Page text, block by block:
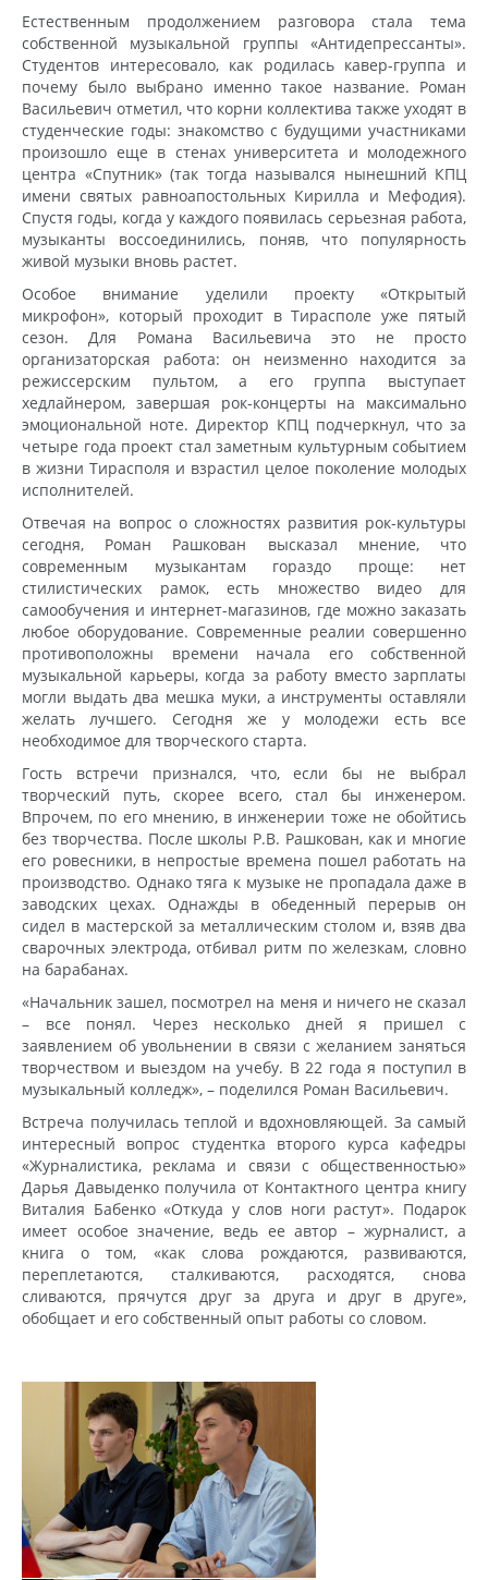
Естественным продолжением разговора стала тема
собственной музыкальной группы «Антидепрессанты».
Студентов интересовало, как родилась кавер-группа и
почему было выбрано именно такое название. Роман
Васильевич отметил, что корни коллектива также уходят в
студенческие годы: знакомство с будущими участниками
произошло еще в стенах университета и молодежного
центра «Спутник» (так тогда назывался нынешний КПЦ
имени святых равноапостольных Кирилла и Мефодия).
Спустя годы, когда у каждого появилась серьезная работа,
музыканты воссоединились, поняв, что популярность
живой музыки вновь растет.
Особое внимание уделили проекту «Открытый
микрофон», который проходит в Тирасполе уже пятый
сезон. Для Романа Васильевича это не просто
организаторская работа: он неизменно находится за
режиссерским пультом, а его группа выступает
хедлайнером, завершая рок-концерты на максимально
эмоциональной ноте. Директор КПЦ подчеркнул, что за
четыре года проект стал заметным культурным событием
в жизни Тирасполя и взрастил целое поколение молодых
исполнителей.
Отвечая на вопрос о сложностях развития рок-культуры
сегодня, Роман Рашкован высказал мнение, что
современным музыкантам гораздо проще: нет
стилистических рамок, есть множество видео для
самообучения и интернет-магазинов, где можно заказать
любое оборудование. Современные реалии совершенно
противоположны времени начала его собственной
музыкальной карьеры, когда за работу вместо зарплаты
могли выдать два мешка муки, а инструменты оставляли
желать лучшего. Сегодня же у молодежи есть все
необходимое для творческого старта.
Гость встречи признался, что, если бы не выбрал
творческий путь, скорее всего, стал бы инженером.
Впрочем, по его мнению, в инженерии тоже не обойтись
без творчества. После школы Р.В. Рашкован, как и многие
его ровесники, в непростые времена пошел работать на
производство. Однако тяга к музыке не пропадала даже в
заводских цехах. Однажды в обеденный перерыв он
сидел в мастерской за металлическим столом и, взяв два
сварочных электрода, отбивал ритм по железкам, словно
на барабанах.
«Начальник зашел, посмотрел на меня и ничего не сказал
– все понял. Через несколько дней я пришел с
заявлением об увольнении в связи с желанием заняться
творчеством и выездом на учебу. В 22 года я поступил в
музыкальный колледж», – поделился Роман Васильевич.
Встреча получилась теплой и вдохновляющей. За самый
интересный вопрос студентка второго курса кафедры
«Журналистика, реклама и связи с общественностью»
Дарья Давыденко получила от Контактного центра книгу
Виталия Бабенко «Откуда у слов ноги растут». Подарок
имеет особое значение, ведь ее автор – журналист, а
книга о том, «как слова рождаются, развиваются,
переплетаются, сталкиваются, расходятся, снова
сливаются, прячутся друг за друга и друг в друге»,
обобщает и его собственный опыт работы со словом.